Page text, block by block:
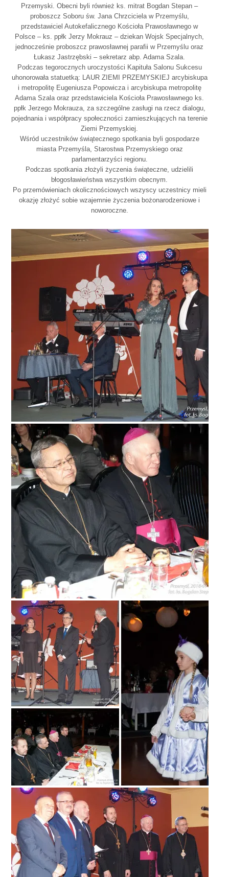
Przemyski. Obecni byli również ks. mitrat Bogdan Stepan –
proboszcz Soboru św. Jana Chrzciciela w Przemyślu,
przedstawiciel Autokefalicznego Kościoła Prawosławnego w
Polsce – ks. ppłk Jerzy Mokrauz – dziekan Wojsk Specjalnych,
jednocześnie proboszcz prawosławnej parafii w Przemyślu oraz
Łukasz Jastrzębski – sekretarz abp. Adama Szala.
Podczas tegorocznych uroczystości Kapituła Salonu Sukcesu
uhonorowała statuetką: LAUR ZIEMI PRZEMYSKIEJ arcybiskupa
i metropolitę Eugeniusza Popowicza i arcybiskupa metropolitę
Adama Szala oraz przedstawiciela Kościoła Prawosławnego ks.
ppłk Jerzego Mokrauza, za szczególne zasługi na rzecz dialogu,
pojednania i współpracy społeczności zamieszkujących na terenie
Ziemi Przemyskiej.
Wśród uczestników świątecznego spotkania byli gospodarze
miasta Przemyśla, Starostwa Przemyskiego oraz
parlamentarzyści regionu.
Podczas spotkania złożyli życzenia świąteczne, udzielili
błogosławieństwa wszystkim obecnym.
Po przemówieniach okolicznościowych wszyscy uczestnicy mieli
okazję złożyć sobie wzajemnie życzenia bożonarodzeniowe i
noworoczne.